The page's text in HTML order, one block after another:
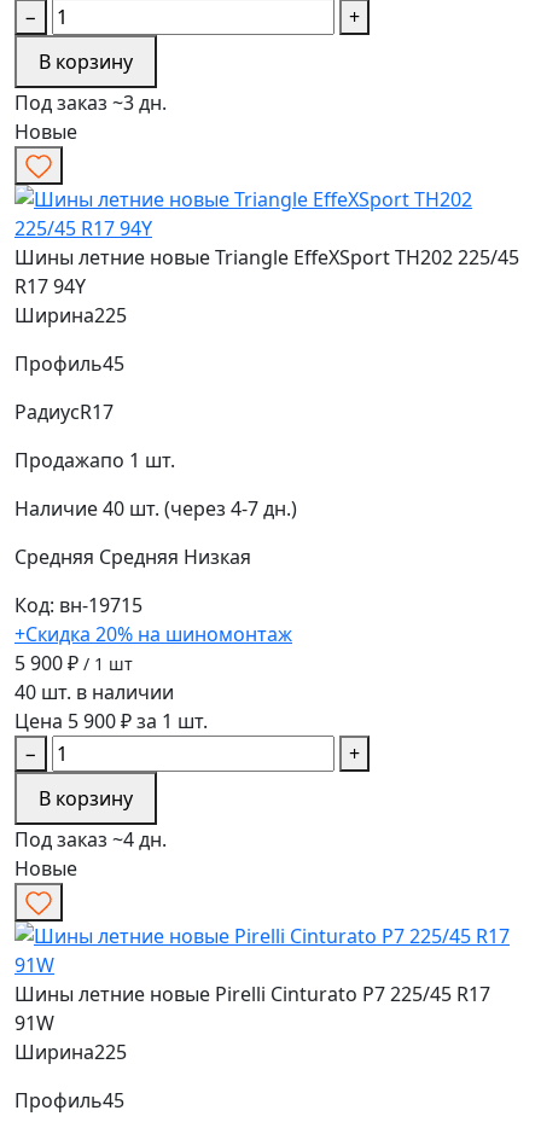
−
+
В корзину
Под заказ ~3 дн.
Новые
Шины летние новые Triangle EffeXSport TH202 225/45
R17 94Y
Ширина225
Профиль45
РадиусR17
Продажапо 1 шт.
Наличие40 шт. (через 4-7 дн.)
Средняя Средняя Низкая
Код: вн-19715
+Скидка 20% на шиномонтаж
5 900 ₽ / 1 шт
40 шт. в наличии
Цена 5 900 ₽ за 1 шт.
−
+
В корзину
Под заказ ~4 дн.
Новые
Шины летние новые Pirelli Cinturato P7 225/45 R17
91W
Ширина225
Профиль45